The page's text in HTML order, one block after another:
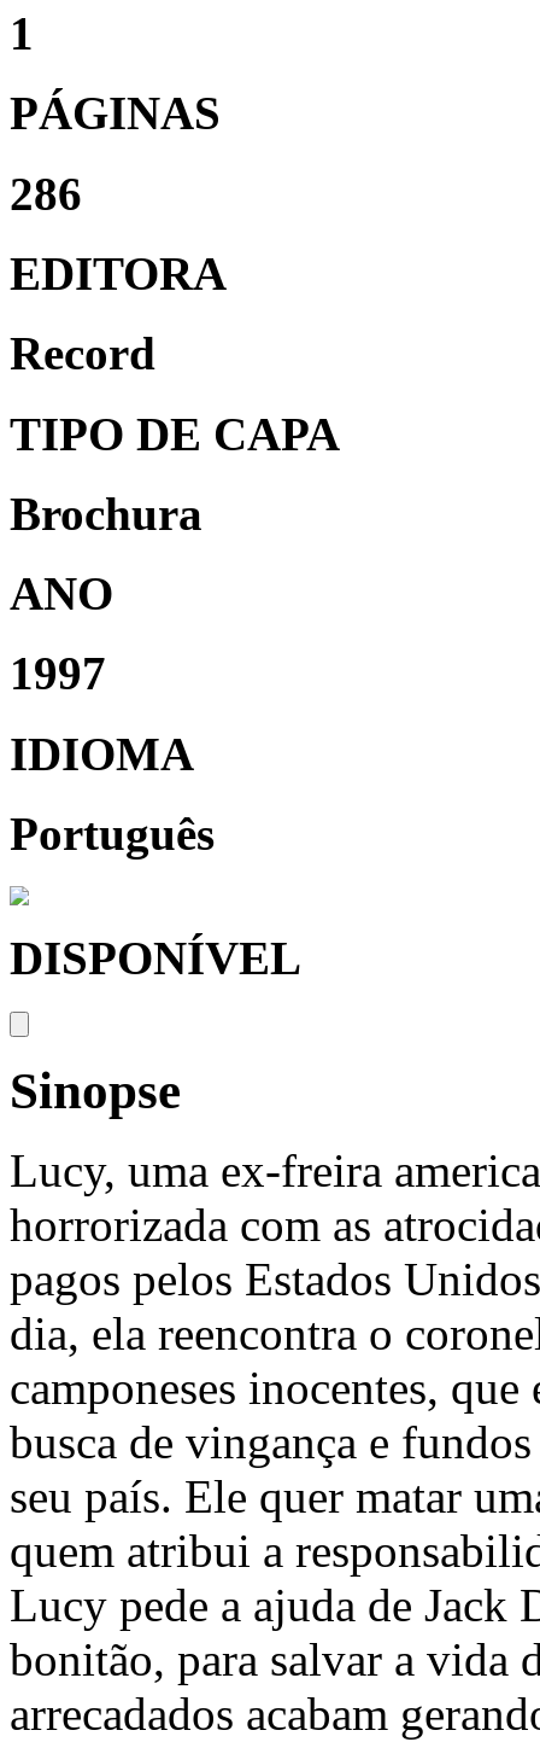
1
PÁGINAS
286
EDITORA
Record
TIPO DE CAPA
Brochura
ANO
1997
IDIOMA
Português
DISPONÍVEL
Sinopse
Lucy, uma ex-freira
horrorizada com as
pagos pelos Estados
dia, ela reencontra o
camponeses inocentes,
busca de vingança e
seu país. Ele quer matar
quem atribui a
Lucy pede a ajuda de Jack
bonitão, para salvar a vida
arrecadados acabam